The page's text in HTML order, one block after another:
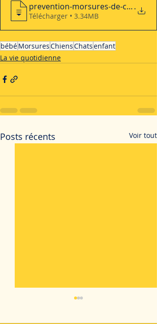
prevention-morsures-de-chiens-
.
Télécharger • 3.34MB
bébéMorsuresChiensChatsenfant
La vie quotidienne
Posts récents Voir tout